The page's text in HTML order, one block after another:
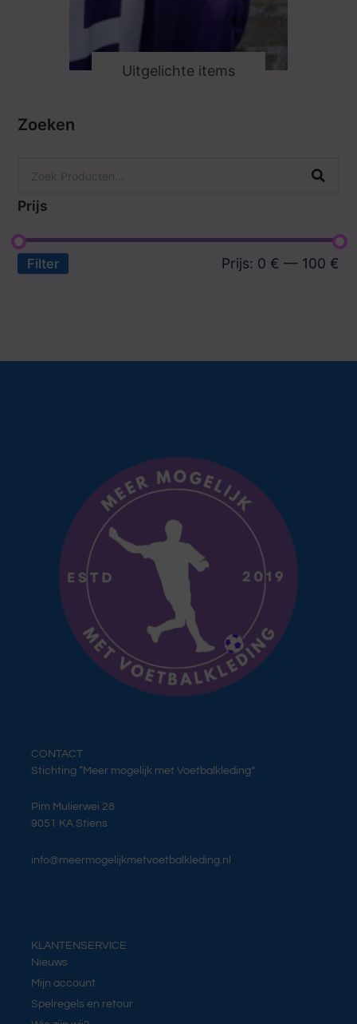
Uitgelichte items
Zoeken
Prijs
Filter Prijs: 0 € — 100 €
CONTACT
Stichting “Meer mogelijk met Voetbalkleding”
Pim Mulierwei 28
9051 KA Stiens
info@meermogelijkmetvoetbalkleding.nl
KLANTENSERVICE
Nieuws
Mijn account
Spelregels en retour